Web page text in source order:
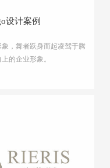
计案例
设计案例
，舞者跃身而起凌驾于腾
的企业形象。